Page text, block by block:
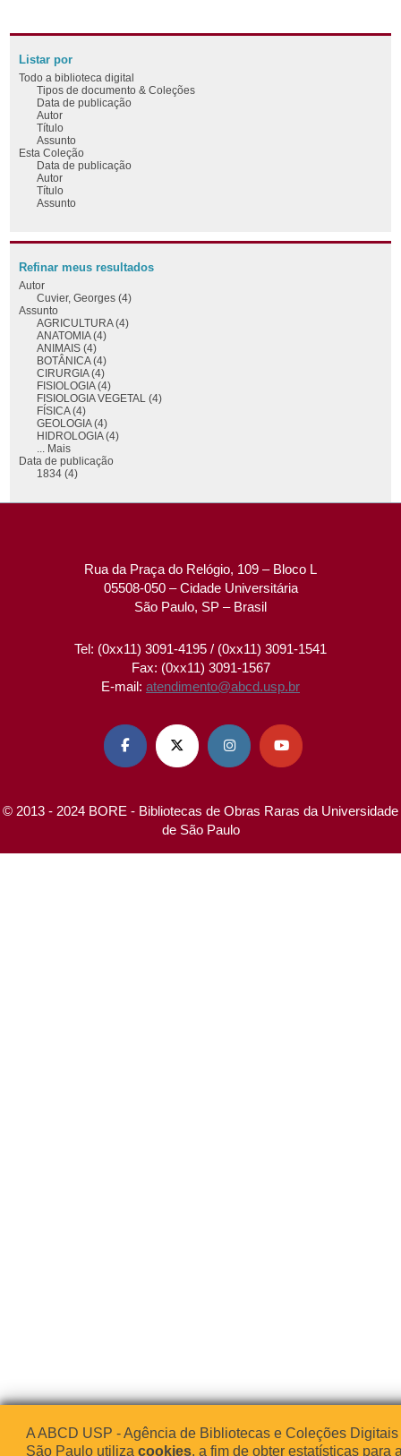
Listar por
Todo a biblioteca digital
Tipos de documento & Coleções
Data de publicação
Autor
Título
Assunto
Esta Coleção
Data de publicação
Autor
Título
Assunto
Refinar meus resultados
Autor
Cuvier, Georges (4)
Assunto
AGRICULTURA (4)
ANATOMIA (4)
ANIMAIS (4)
BOTÂNICA (4)
CIRURGIA (4)
FISIOLOGIA (4)
FISIOLOGIA VEGETAL (4)
FÍSICA (4)
GEOLOGIA (4)
HIDROLOGIA (4)
... Mais
Data de publicação
1834 (4)
Rua da Praça do Relógio, 109 – Bloco L
05508-050 – Cidade Universitária
São Paulo, SP – Brasil
Tel: (0xx11) 3091-4195 / (0xx11) 3091-1541
Fax: (0xx11) 3091-1567
E-mail: atendimento@abcd.usp.br
   
© 2013 - 2024 BORE - Bibliotecas de Obras Raras da Universidade
de São Paulo
A ABCD USP - Agência de Bibliotecas e Coleções
São Paulo utiliza cookies, a fim de obter estatísticas para